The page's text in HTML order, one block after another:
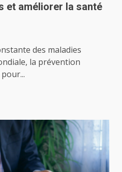
et améliorer la santé
des maladies
la prévention